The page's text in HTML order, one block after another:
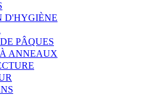
D'HYGIÈNE
PÂQUES
ANNEAUX